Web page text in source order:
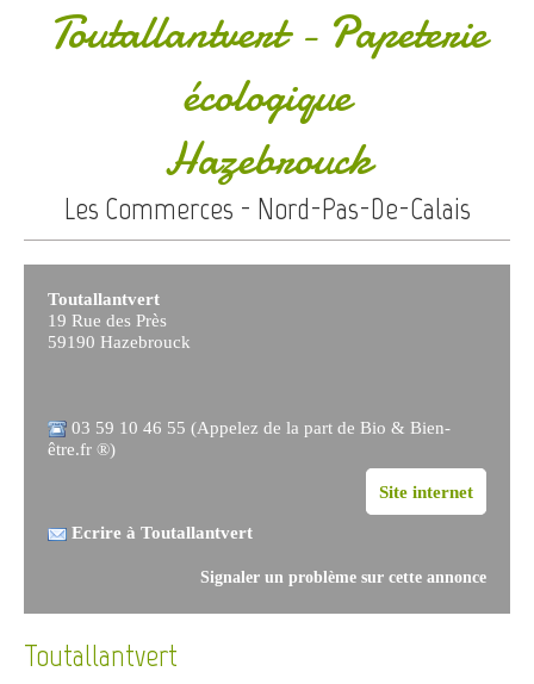
Toutallantvert- Papeterie
écologique
Hazebrouck
Les Commerces - Nord-Pas-De-Calais
Toutallantvert
19 Rue des Près
59190 Hazebrouck
03 59 10 46 55 (Appelez de la part de Bio & Bien-
être.fr ®)
Site internet
Ecrire à Toutallantvert
Signaler un problème sur cette annonce
Toutallantvert